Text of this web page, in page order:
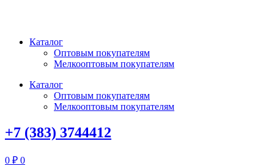
Каталог
Оптовым покупателям
Мелкооптовым покупателям
Каталог
Оптовым покупателям
Мелкооптовым покупателям
+7 (383) 3744412
0 ₽ 0